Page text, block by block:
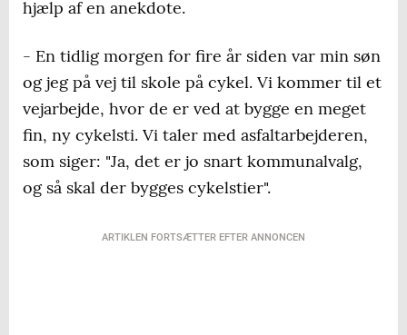
hjælp af en anekdote.
- En tidlig morgen for fire år siden var min søn
og jeg på vej til skole på cykel. Vi kommer til et
vejarbejde, hvor de er ved at bygge en meget
fin, ny cykelsti. Vi taler med asfaltarbejderen,
som siger: "Ja, det er jo snart kommunalvalg,
og så skal der bygges cykelstier".
ARTIKLEN FORTSÆTTER EFTER ANNONCEN